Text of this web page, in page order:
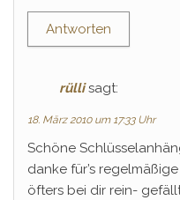
Antworten
rülli sagt:
18. März 2010 um 17:33 Uhr
Schöne
danke für’s
öfters bei dir rein-